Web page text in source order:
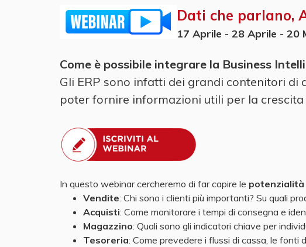
Dati che parlano,
17 Aprile - 28 Aprile - 20
Come è possibile integrare la Business
Gli ERP sono infatti dei grandi contenitori
poter fornire informazioni utili per la crescita
In questo webinar cercheremo di far capire le potenzialità
Vendite: Chi sono i clienti più importanti? Su quali
Acquisti: Come monitorare i tempi di consegna e
Magazzino: Quali sono gli indicatori chiave per
Tesoreria: Come prevedere i flussi di cassa, le